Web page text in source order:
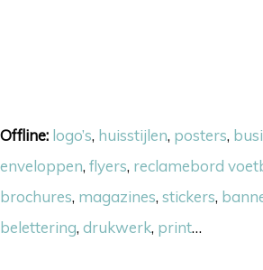
Offline: logo’s, huisstijlen, posters,
enveloppen, flyers, reclamebord
brochures, magazines, stickers,
belettering, drukwerk, print…